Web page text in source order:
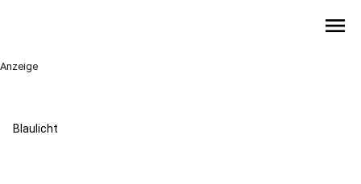
menu
Anzeige
Blaulicht